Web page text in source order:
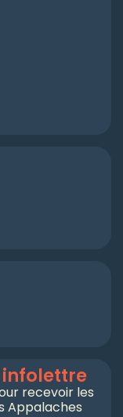
infolettre
recevoir les
Appalaches